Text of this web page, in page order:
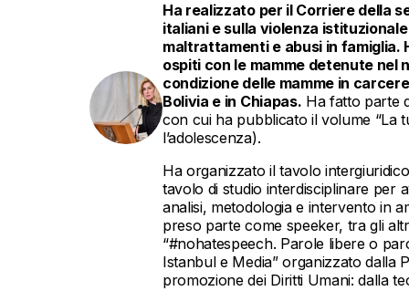
Ha realizzato per il Corriere della
italiani e sulla violenza
maltrattamenti e abusi in famiglia.
ospiti con le mamme detenute nel
condizione delle mamme in
Bolivia e in Chiapas. Ha fatto parte
con cui ha pubblicato il volume “La
l’adolescenza).
Ha organizzato il tavolo
tavolo di studio interdisciplinare per
analisi, metodologia e intervento in
preso parte come speeker, tra gli
“#nohatespeech. Parole libere o
Istanbul e Media” organizzato dalla
promozione dei Diritti Umani: dalla